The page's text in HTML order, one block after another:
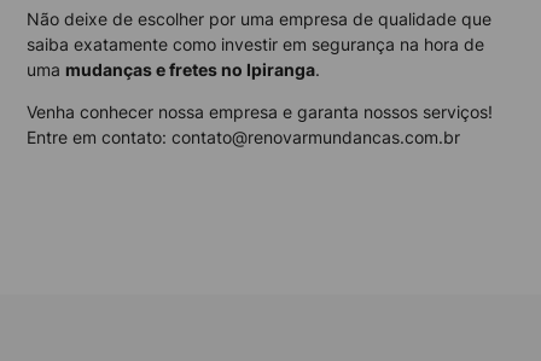
Não deixe de escolher por uma empresa de qualidade que
saiba exatamente como investir em segurança na hora de
uma mudanças e fretes no Ipiranga.
Venha conhecer nossa empresa e garanta nossos serviços!
Entre em contato: contato@renovarmundancas.com.br